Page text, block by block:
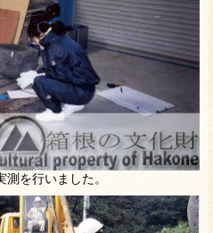
を行いました。